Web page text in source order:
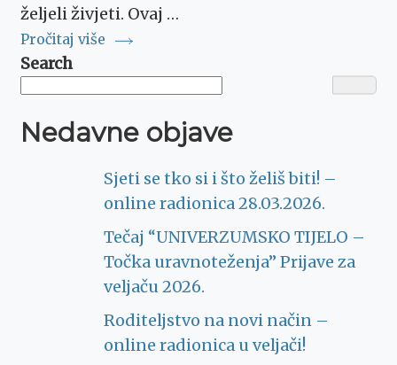
željeli živjeti. Ovaj …
Pročitaj više
Search
Nedavne objave
Sjeti se tko si i što želiš biti! –
online radionica 28.03.2026.
Tečaj “UNIVERZUMSKO TIJELO –
Točka uravnoteženja” Prijave za
veljaču 2026.
Roditeljstvo na novi način –
online radionica u veljači!